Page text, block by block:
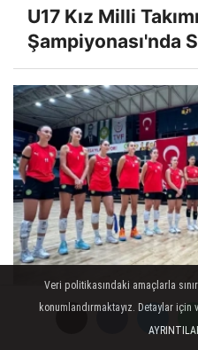
U17 Kız Milli
Şampiyonası'nda
Manisa BBSK
Veri politikasındaki amaçlarla
konumlandırmaktayız. Detaylar